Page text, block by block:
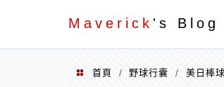
Maverick 's Blog
首頁 / 野球行囊 / 美日棒